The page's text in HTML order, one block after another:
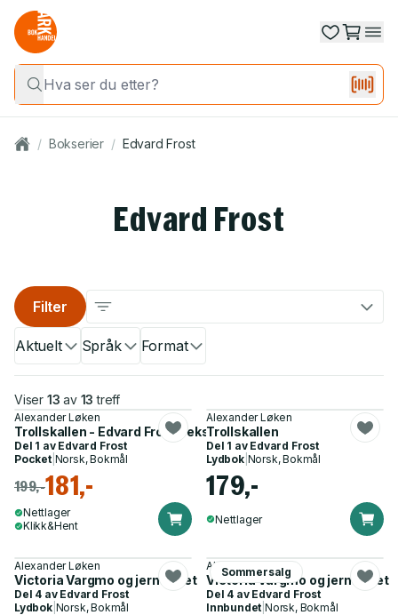
/ Bokserier / Edvard Frost
Edvard Frost
Aktuelt Språk Format
Filter
Viser 13 av 13 treff
Alexander Løken
Trollskallen - Edvard Frosts ekspedisjoner
Del 1 av Edvard Frost
Pocket| Norsk, Bokmål
199,-181,-
Nettlager
Klikk&Hent
Alexander Løken
Trollskallen
Del 1 av Edvard Frost
Lydbok| Norsk, Bokmål
179,-
Nettlager
Alexander Løken
Victoria Vargmo og jerntrollet
Del 4 av Edvard Frost
Lydbok| Norsk, Bokmål
Sommersalg
Alexander Løken
Victoria Vargmo og jerntrollet
Del 4 av Edvard Frost
Innbundet |Norsk, Bokmål